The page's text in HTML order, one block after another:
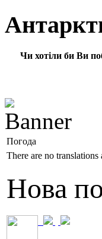
Чи хотіли би Ви
Погода
There are no translations
Нова